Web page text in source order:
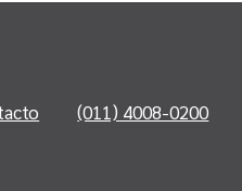
(011) 4008-0200